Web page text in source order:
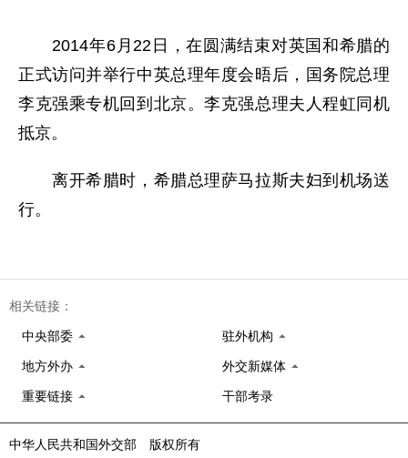
2014年6月22日，在圆满结束对英国和希腊的
正式访问并举行中英总理年度会晤后，国务院总理
李克强乘专机回到北京。李克强总理夫人程虹同机
抵京。
离开希腊时，希腊总理萨马拉斯夫妇到机场送
行。
相关链接：
中央部委 驻外机构
地方外办 外交新媒体
重要链接 干部考录
中华人民共和国外交部 版权所有